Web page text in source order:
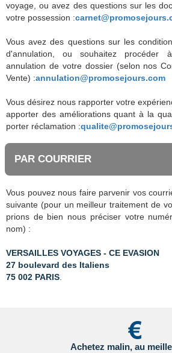
voyage, ou avez des questions sur les
votre possession :
Vous avez des questions sur les
d'annulation, ou souhaitez procéder
annulation de votre dossier (selon nos
Vente) :annulation@promosejours.com
Vous désirez nous rapporter votre
apporter des améliorations quant à la
porter réclamation :
PAR COURRIER
Vous pouvez nous faire parvenir vos
suivante (pour un meilleur traitement de
prions de bien nous préciser votre
nom) :
VERSAILLES VOYAGES - CE EVASION
27 boulevard des Italiens
75 002 PARIS
Achetez malin, au